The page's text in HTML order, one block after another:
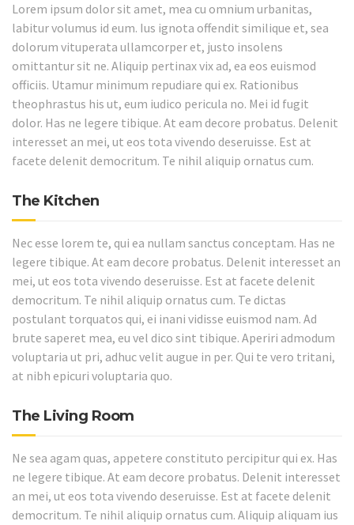
Lorem ipsum dolor sit amet, mea cu omnium urbanitas,
labitur volumus id eum. Ius ignota offendit similique et, sea
dolorum vituperata ullamcorper et, justo insolens
omittantur sit ne. Aliquip pertinax vix ad, ea eos euismod
officiis. Utamur minimum repudiare qui ex. Rationibus
theophrastus his ut, eum iudico pericula no. Mei id fugit
dolor. Has ne legere tibique. At eam decore probatus. Delenit
interesset an mei, ut eos tota vivendo deseruisse. Est at
facete delenit democritum. Te nihil aliquip ornatus cum.
The Kitchen
Nec esse lorem te, qui ea nullam sanctus conceptam. Has ne
legere tibique. At eam decore probatus. Delenit interesset an
mei, ut eos tota vivendo deseruisse. Est at facete delenit
democritum. Te nihil aliquip ornatus cum. Te dictas
postulant torquatos qui, ei inani vidisse euismod nam. Ad
brute saperet mea, eu vel dico sint tibique. Aperiri admodum
voluptaria ut pri, adhuc velit augue in per. Qui te vero tritani,
at nibh epicuri voluptaria quo.
The Living Room
Ne sea agam quas, appetere constituto percipitur qui ex. Has
ne legere tibique. At eam decore probatus. Delenit interesset
an mei, ut eos tota vivendo deseruisse. Est at facete delenit
democritum. Te nihil aliquip ornatus cum. Aliquip aliquam ius